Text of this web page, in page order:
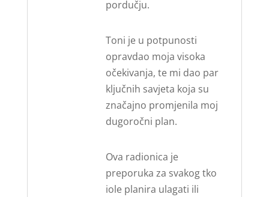
pordučju.
Toni je u potpunosti
opravdao moja visoka
očekivanja, te mi dao par
ključnih savjeta koja su
značajno promjenila moj
dugoročni plan.
Ova radionica je
preporuka za svakog tko
iole planira ulagati ili